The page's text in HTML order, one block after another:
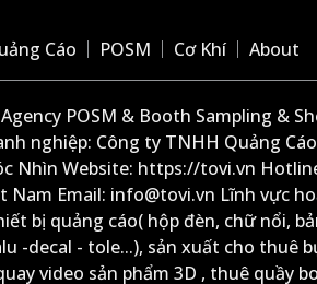
Cáo POSM Cơ Khí About
POSM & Booth Sampling &
nghiệp: Công ty TNHH Quảng
Nhìn Website: https://tovi.vn
Nam Email: info@tovi.vn Lĩnh vực
bị quảng cáo( hộp đèn, chữ nổi,
-decal - tole...), sản xuất cho thuê
video sản phẩm 3D , thuê quầy